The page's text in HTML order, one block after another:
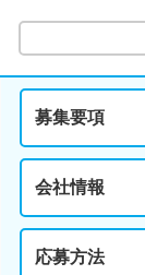
募集要項
会社情報
応募方法